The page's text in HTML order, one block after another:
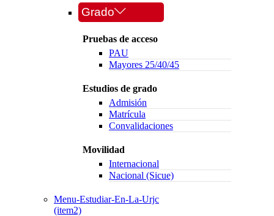
Grado
Pruebas de acceso
PAU
Mayores 25/40/45
Estudios de grado
Admisión
Matrícula
Convalidaciones
Movilidad
Internacional
Nacional (Sicue)
Menu-Estudiar-En-La-Urjc
(item2)